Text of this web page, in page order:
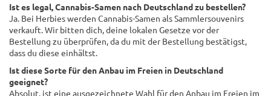
Ist es legal, Cannabis-Samen nach Deutschland zu bestellen?
Ja. Bei Herbies werden Cannabis-Samen als Sammlersouvenirs
verkauft. Wir bitten dich, deine lokalen Gesetze vor der
Bestellung zu überprüfen, da du mit der Bestellung bestätigst,
dass du diese einhältst.
Ist diese Sorte für den Anbau im Freien in Deutschland
geeignet?
Absolut. ist eine ausgezeichnete Wahl für den Anbau im Freien im